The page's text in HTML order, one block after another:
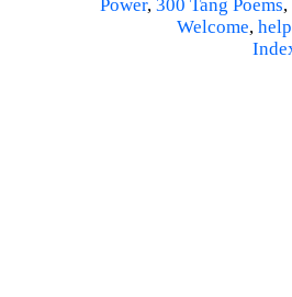
Power, 300 Tang Poems,
Welcome, help